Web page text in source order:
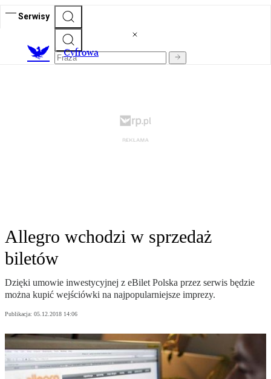
Serwisy
Cyfrowa
Allegro wchodzi w sprzedaż
biletów
Dzięki umowie inwestycyjnej z eBilet Polska przez serwis będzie
można kupić wejściówki na najpopularniejsze imprezy.
Publikacja: 05.12.2018 14:06